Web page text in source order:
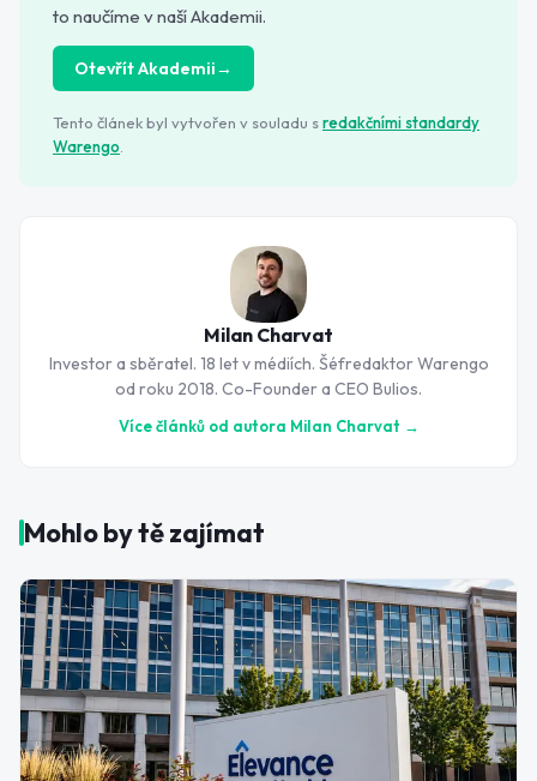
to naučíme v naší Akademii.
Otevřít Akademii→
Tento článek byl vytvořen v souladu sredakčními standardy
Warengo
Milan Charvat
Investor a sběratel. 18 let v médiích. Šéfredaktor Warengo
od roku 2018. Co-Founder a CEO Bulios.
Více článků od autora Milan Charvat →
Mohlo by tě zajímat